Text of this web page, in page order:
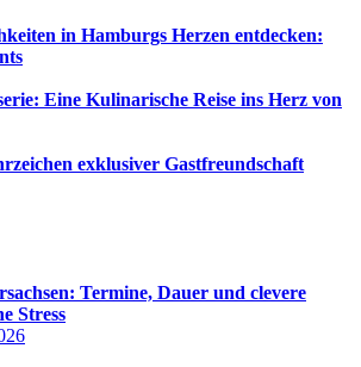
in Hamburgs Herzen entdecken:
Eine Kulinarische Reise ins Herz von
exklusiver Gastfreundschaft
Termine, Dauer und clevere
Stress